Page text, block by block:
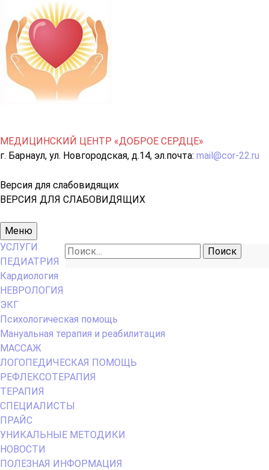
МЕДИЦИНСКИЙ ЦЕНТР «ДОБРОЕ СЕРДЦЕ»
г. Барнаул, ул. Новгородская, д.14, эл.почта: mail@cor-22.ru
Версия для слабовидящих
ВЕРСИЯ ДЛЯ СЛАБОВИДЯЩИХ
Основное
меню
Меню
Найти:
УСЛУГИ
ПЕДИАТРИЯ
Кардиология
НЕВРОЛОГИЯ
ЭКГ
Психологическая помощь
Мануальная терапия и реабилитация
МАССАЖ
ЛОГОПЕДИЧЕСКАЯ ПОМОЩЬ
РЕФЛЕКСОТЕРАПИЯ
ТЕРАПИЯ
СПЕЦИАЛИСТЫ
ПРАЙС
УНИКАЛЬНЫЕ МЕТОДИКИ
НОВОСТИ
ПОЛЕЗНАЯ ИНФОРМАЦИЯ